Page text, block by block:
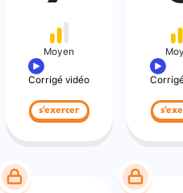
Moyen
Corrigé vidéo
s'exercer